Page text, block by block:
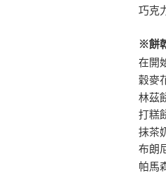
巧克
※餅
在開
穀麥
林茲
打糕
抹茶
布朗
帕馬